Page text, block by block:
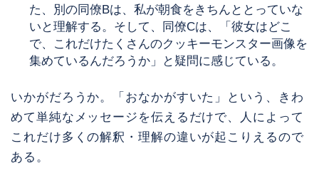
た、別の同僚Bは、私が朝食をきちんととっていな
いと理解する。そして、同僚Cは、「彼女はどこ
で、これだけたくさんのクッキーモンスター画像を
集めているんだろうか」と疑問に感じている。
いかがだろうか。「おなかがすいた」という、きわ
めて単純なメッセージを伝えるだけで、人によって
これだけ多くの解釈・理解の違いが起こりえるので
ある。